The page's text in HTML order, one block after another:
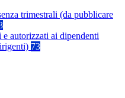
trimestrali (da pubblicare
autorizzati ai dipendenti
73